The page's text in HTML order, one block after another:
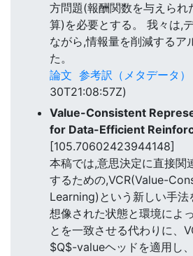
方問題(報酬関数を与えられ
算)を必要とする。 我々は,
ながら,情報量を削減するア
た。
論文 参考訳（メタデータ）
30T21:08:57Z)
Value-Consistent
for Data-Efficient
[105.70602423944148]
本稿では,意思決定に直接関
するための,VCR(Value-
Learning)という新しい手法
想像された状態と環境によ
とを一致させる代わりに、
$Q$-valueヘッドを適用し